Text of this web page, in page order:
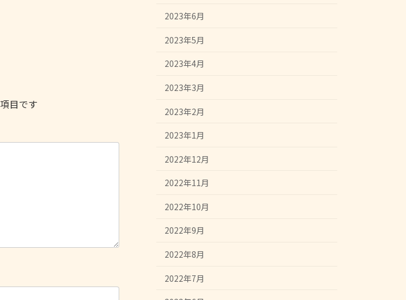
目です
2023年6月
2023年5月
2023年4月
2023年3月
2023年2月
2023年1月
2022年12月
2022年11月
2022年10月
2022年9月
2022年8月
2022年7月